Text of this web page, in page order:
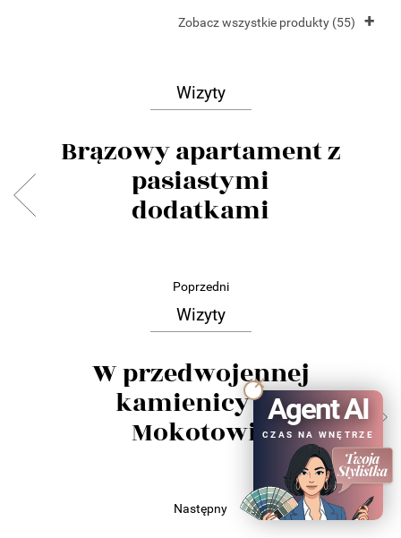
Zobacz wszystkie produkty (55) +
Wizyty
Brązowy apartament z
pasiastymi
dodatkami
Poprzedni
Wizyty
W przedwojennej
kamienicy na
Mokotowie
Następny
Agent AI
CZAS NA WNĘTRZE